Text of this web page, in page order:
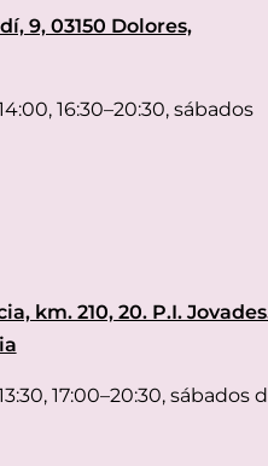
9, 03150 Dolores,
16:30–20:30, sábados
km. 210, 20. P.I.
17:00–20:30, sábados